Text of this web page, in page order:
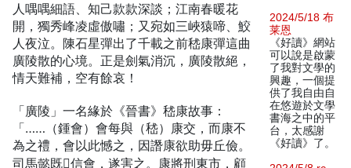
人喁喁細語、知己款款深談；江南春暖花
開，獨秀峰凌虛傲嘯；又宛如三峽猿啼、鮫
人夜泣。陳石星彈出了千載之前嵇康彈這曲
廣陵散的心境。正是劍氣消沉，廣陵散絕，
情天難補，空有餘哀！
「廣陵」一名緣於《晉書》嵇康故事：
「……（鍾會）會每與（嵇）康交，而康不
為之禮，會以此憾之，因譖康欲助毋丘儉。
司馬懿既信會，遂害之。康將刑東市，顧
2024/5/18 布
莱恩
《好讀》網站
可以說是啟蒙
了我對文學的
興趣，一個提
供了我自由自
在悠遊於文學
書海之中的平
台，太感謝
《好讀》了。